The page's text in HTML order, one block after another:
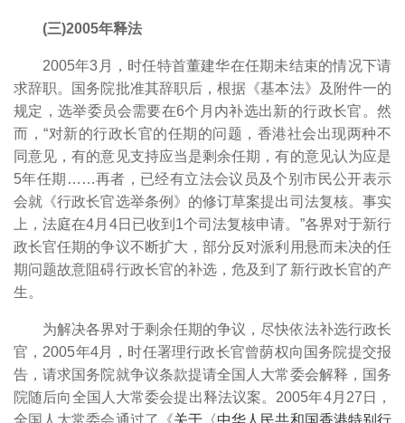
(三)2005年释法
2005年3月，时任特首董建华在任期未结束的情况下请
求辞职。国务院批准其辞职后，根据《基本法》及附件一的
规定，选举委员会需要在6个月内补选出新的行政长官。然
而，“对新的行政长官的任期的问题，香港社会出现两种不
同意见，有的意见支持应当是剩余任期，有的意见认为应是
5年任期……再者，已经有立法会议员及个别市民公开表示
会就《行政长官选举条例》的修订草案提出司法复核。事实
上，法庭在4月4日已收到1个司法复核申请。”各界对于新行
政长官任期的争议不断扩大，部分反对派利用悬而未决的任
期问题故意阻碍行政长官的补选，危及到了新行政长官的产
生。
为解决各界对于剩余任期的争议，尽快依法补选行政长
官，2005年4月，时任署理行政长官曾荫权向国务院提交报
告，请求国务院就争议条款提请全国人大常委会解释，国务
院随后向全国人大常委会提出释法议案。2005年4月27日，
全国人大常委会通过了《关于〈中华人民共和国香港特别行